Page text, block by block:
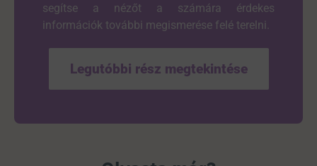
segítse a nézőt a számára érdekes
információk további megismerése felé terelni.
Legutóbbi rész megtekintése